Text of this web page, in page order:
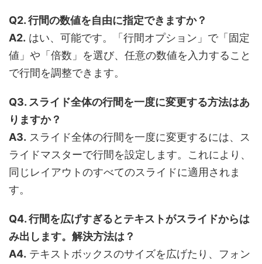
Q2. 行間の数値を自由に指定できますか？
A2. はい、可能です。「行間オプション」で「固定
値」や「倍数」を選び、任意の数値を入力すること
で行間を調整できます。
Q3. スライド全体の行間を一度に変更する方法はあ
りますか？
A3. スライド全体の行間を一度に変更するには、ス
ライドマスターで行間を設定します。これにより、
同じレイアウトのすべてのスライドに適用されま
す。
Q4. 行間を広げすぎるとテキストがスライドからは
み出します。解決方法は？
A4. テキストボックスのサイズを広げたり、フォン